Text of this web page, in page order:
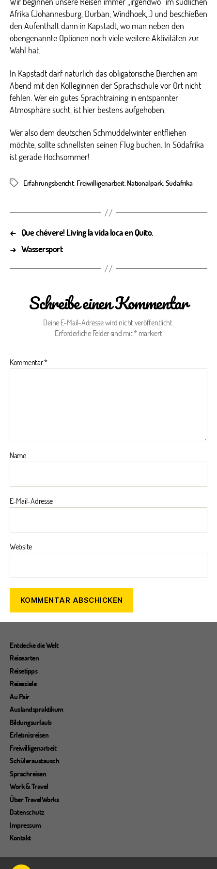
Afrika (Johannesburg, Durban, Windhoek,..) und beschießen
den Aufenthalt dann in Kapstadt, wo man neben den
obengenannte Optionen noch viele weitere Aktivitäten zur
Wahl hat.
In Kapstadt darf natürlich das obligatorische Bierchen am
Abend mit den Kolleginnen der Sprachschule vor Ort nicht
fehlen. Wer ein gutes Sprachtraining in entspannter
Atmosphäre sucht, ist hier bestens aufgehoben.
Wer also dem deutschen Schmuddelwinter entfliehen
möchte, sollte schnellsten seinen Flug buchen. In Südafrika
ist gerade Hochsommer!
Schlagwörter
Erfahrungsbericht, Freiwilligenarbeit, Nationalpark, Südafrika
← Que chévere! Living la vida loca en Quito.
→ Wassersport
Schreibe einen Kommentar
Deine E-Mail-Adresse wird nicht veröffentlicht.
Erforderliche Felder sind mit*markiert
Kommentar*
Name
E-Mail-Adresse
Website
Entdecke die Welt
Reisearten
Reisetipps
Reiseziele
Au Pair
Auslandspraktikum
Bildungsurlaub
Erlebnisreisen
Freiwilligenarbeit
Schüleraustausch
Sprachreisen
Work & Travel
Über TravelWorks
Datenschutz
Impressum
Kontakt